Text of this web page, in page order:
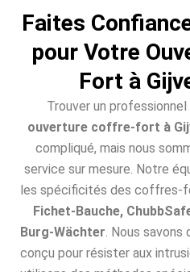
Faites
pour Votre
Fort à
Trouver un
ouverture coffre-fort à
compliqué, mais nous
service sur mesure. Notre
les spécificités des coffres-
Fichet-Bauche,
Burg-Wächter . Nous
conçu pour résister aux